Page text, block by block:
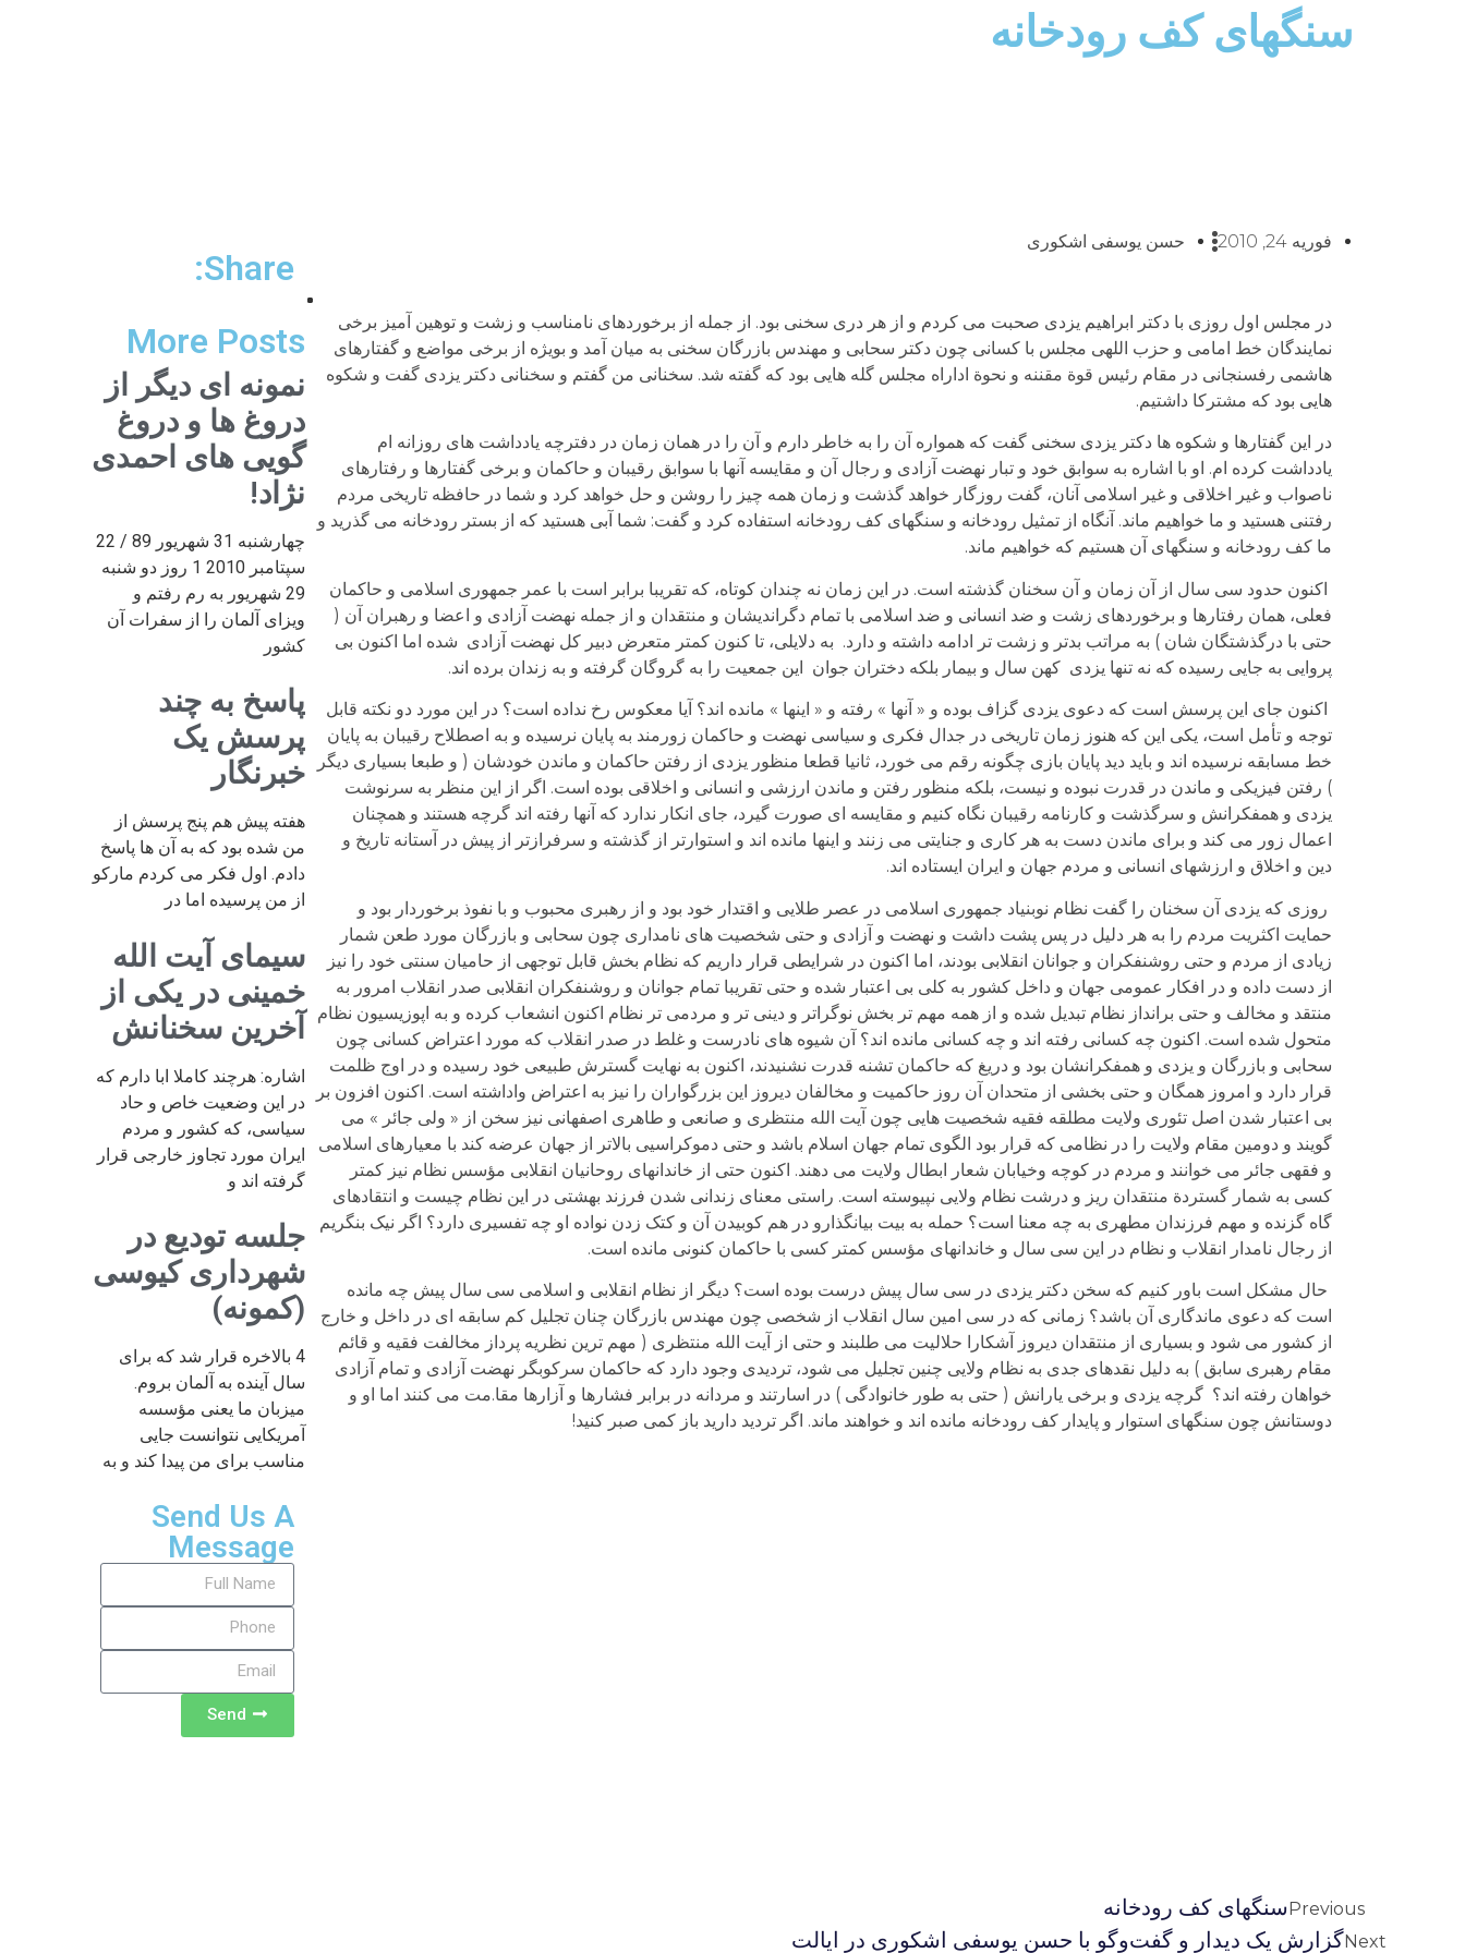
سنگهای کف رودخانه
فوریه 24, 2010 حسن یوسفی اشکوری
در مجلس اول روزی با دکتر ابراهیم یزدی صحبت می کردم و از هر دری سخنی بود. از جمله از برخوردهای نامناسب و زشت و توهین آمیز برخی
نمایندگان خط امامی و حزب اللهی مجلس با کسانی چون دکتر سحابی و مهندس بازرگان سخنی به میان آمد و بویژه از برخی مواضع و گفتارهای
هاشمی رفسنجانی در مقام رئیس قوة مقننه و نحوة اداراه مجلس گله هایی بود که گفته شد. سخنانی من گفتم و سخنانی دکتر یزدی گفت و شکوه
هایی بود که مشترکا داشتیم.
در این گفتارها و شکوه ها دکتر یزدی سخنی گفت که همواره آن را به خاطر دارم و آن را در همان زمان در دفترچه یادداشت های روزانه ام
یادداشت کرده ام. او با اشاره به سوابق خود و تبار نهضت آزادی و رجال آن و مقایسه آنها با سوابق رقیبان و حاکمان و برخی گفتارها و رفتارهای
ناصواب و غیر اخلاقی و غیر اسلامی آنان، گفت روزگار خواهد گذشت و زمان همه چیز را روشن و حل خواهد کرد و شما در حافظه تاریخی مردم
رفتنی هستید و ما خواهیم ماند. آنگاه از تمثیل رودخانه و سنگهای کف رودخانه استفاده کرد و گفت: شما آبی هستید که از بستر رودخانه می گذرید و
ما کف رودخانه و سنگهای آن هستیم که خواهیم ماند.
اکنون حدود سی سال از آن زمان و آن سخنان گذشته است. در این زمان نه چندان کوتاه، که تقریبا برابر است با عمر جمهوری اسلامی و حاکمان
فعلی، همان رفتارها و برخوردهای زشت و ضد انسانی و ضد اسلامی با تمام دگراندیشان و منتقدان و از جمله نهضت آزادی و اعضا و رهبران آن (
حتی با درگذشتگان شان ) به مراتب بدتر و زشت تر ادامه داشته و دارد. به دلایلی، تا کنون کمتر متعرض دبیر کل نهضت آزادی شده اما اکنون بی
پروایی به جایی رسیده که نه تنها یزدی کهن سال و بیمار بلکه دختران جوان این جمعیت را به گروگان گرفته و به زندان برده اند.
اکنون جای این پرسش است که دعوی یزدی گزاف بوده و « آنها » رفته و « اینها » مانده اند؟ آیا معکوس رخ نداده است؟ در این مورد دو نکته قابل
توجه و تأمل است، یکی این که هنوز زمان تاریخی در جدال فکری و سیاسی نهضت و حاکمان زورمند به پایان نرسیده و به اصطلاح رقیبان به پایان
خط مسابقه نرسیده اند و باید دید پایان بازی چگونه رقم می خورد، ثانیا قطعا منظور یزدی از رفتن حاکمان و ماندن خودشان ( و طبعا بسیاری دیگر
) رفتن فیزیکی و ماندن در قدرت نبوده و نیست، بلکه منظور رفتن و ماندن ارزشی و انسانی و اخلاقی بوده است. اگر از این منظر به سرنوشت
یزدی و همفکرانش و سرگذشت و کارنامه رقیبان نگاه کنیم و مقایسه ای صورت گیرد، جای انکار ندارد که آنها رفته اند گرچه هستند و همچنان
اعمال زور می کند و برای ماندن دست به هر کاری و جنایتی می زنند و اینها مانده اند و استوارتر از گذشته و سرفرازتر از پیش در آستانه تاریخ و
دین و اخلاق و ارزشهای انسانی و مردم جهان و ایران ایستاده اند.
روزی که یزدی آن سخنان را گفت نظام نوبنیاد جمهوری اسلامی در عصر طلایی و اقتدار خود بود و از رهبری محبوب و با نفوذ برخوردار بود و
حمایت اکثریت مردم را به هر دلیل در پس پشت داشت و نهضت و آزادی و حتی شخصیت های نامداری چون سحابی و بازرگان مورد طعن شمار
زیادی از مردم و حتی روشنفکران و جوانان انقلابی بودند، اما اکنون در شرایطی قرار داریم که نظام بخش قابل توجهی از حامیان سنتی خود را نیز
از دست داده و در افکار عمومی جهان و داخل کشور به کلی بی اعتبار شده و حتی تقریبا تمام جوانان و روشنفکران انقلابی صدر انقلاب امرور به
منتقد و مخالف و حتی برانداز نظام تبدیل شده و از همه مهم تر بخش نوگراتر و دینی تر و مردمی تر نظام اکنون انشعاب کرده و به اپوزیسیون نظام
متحول شده است. اکنون چه کسانی رفته اند و چه کسانی مانده اند؟ آن شیوه های نادرست و غلط در صدر انقلاب که مورد اعتراض کسانی چون
سحابی و بازرگان و یزدی و همفکرانشان بود و دریغ که حاکمان تشنه قدرت نشنیدند، اکنون به نهایت گسترش طبیعی خود رسیده و در اوج ظلمت
قرار دارد و امروز همگان و حتی بخشی از متحدان آن روز حاکمیت و مخالفان دیروز این بزرگواران را نیز به اعتراض واداشته است. اکنون افزون بر
بی اعتبار شدن اصل تئوری ولایت مطلقه فقیه شخصیت هایی چون آیت الله منتظری و صانعی و طاهری اصفهانی نیز سخن از « ولی جائر » می
گویند و دومین مقام ولایت را در نظامی که قرار بود الگوی تمام جهان اسلام باشد و حتی دموکراسیی بالاتر از جهان عرضه کند با معیارهای اسلامی
و فقهی جائر می خوانند و مردم در کوچه وخیابان شعار ابطال ولایت می دهند. اکنون حتی از خاندانهای روحانیان انقلابی مؤسس نظام نیز کمتر
کسی به شمار گستردة منتقدان ریز و درشت نظام ولایی نپیوسته است. راستی معنای زندانی شدن فرزند بهشتی در این نظام چیست و انتقادهای
گاه گزنده و مهم فرزندان مطهری به چه معنا است؟ حمله به بیت بیانگذارو در هم کوبیدن آن و کتک زدن نواده او چه تفسیری دارد؟ اگر نیک بنگریم
از رجال نامدار انقلاب و نظام در این سی سال و خاندانهای مؤسس کمتر کسی با حاکمان کنونی مانده است.
حال مشکل است باور کنیم که سخن دکتر یزدی در سی سال پیش درست بوده است؟ دیگر از نظام انقلابی و اسلامی سی سال پیش چه مانده
است که دعوی ماندگاری آن باشد؟ زمانی که در سی امین سال انقلاب از شخصی چون مهندس بازرگان چنان تجلیل کم سابقه ای در داخل و خارج
از کشور می شود و بسیاری از منتقدان دیروز آشکارا حلالیت می طلبند و حتی از آیت الله منتظری ( مهم ترین نظریه پرداز مخالفت فقیه و قائم
مقام رهبری سابق ) به دلیل نقدهای جدی به نظام ولایی چنین تجلیل می شود، تردیدی وجود دارد که حاکمان سرکوبگر نهضت آزادی و تمام آزادی
خواهان رفته اند؟ گرچه یزدی و برخی یارانش ( حتی به طور خانوادگی ) در اسارتند و مردانه در برابر فشارها و آزارها مقا.مت می کنند اما او و
دوستانش چون سنگهای استوار و پایدار کف رودخانه مانده اند و خواهند ماند. اگر تردید دارید باز کمی صبر کنید!
Share:
More Posts
نمونه ای دیگر از
دروغ ها و دروغ
گویی های احمدی
نژاد!
چهارشنبه 31 شهریور 89 / 22
سپتامبر 2010 1 روز دو شنبه
29 شهریور به رم رفتم و
ویزای آلمان را از سفرات آن
کشور
پاسخ به چند
پرسش یک
خبرنگار
هفته پیش هم پنج پرسش از
من شده بود که به آن ها پاسخ
دادم. اول فکر می کردم مارکو
از من پرسیده اما در
سیمای آیت الله
خمینی در یکی از
آخرین سخنانش
اشاره: هرچند کاملا ابا دارم که
در این وضعیت خاص و حاد
سیاسی، که کشور و مردم
ایران مورد تجاوز خارجی قرار
گرفته اند و
جلسه تودیع در
شهرداری کیوسی
(کمونه)
4 بالاخره قرار شد که برای
سال آینده به آلمان بروم.
میزبان ما یعنی مؤسسه
آمریکایی نتوانست جایی
مناسب برای من پیدا کند و به
Send Us A
Message
Send
Previousسنگهای کف رودخانه
Nextگزارش یک دیدار و گفت‌وگو با حسن یوسفی اشکوری در ایالت